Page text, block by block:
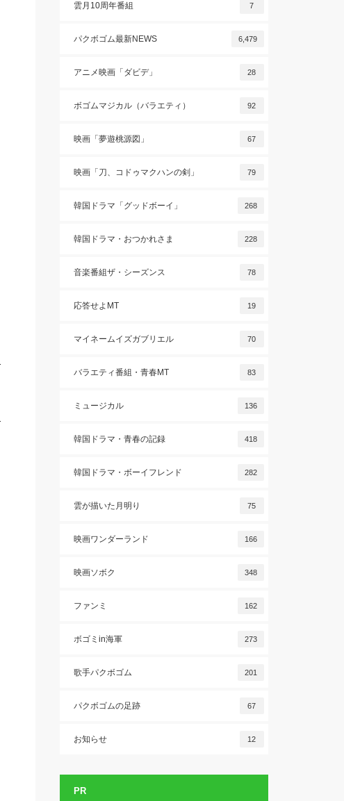
雲月10周年番組 7
パクボゴム最新NEWS 6,479
アニメ映画「ダビデ」 28
ボゴムマジカル（バラエティ） 92
映画「夢遊桃源図」 67
映画「刀、コドゥマクハンの剣」 79
韓国ドラマ「グッドボーイ」 268
韓国ドラマ・おつかれさま 228
音楽番組ザ・シーズンス 78
応答せよMT 19
マイネームイズガブリエル 70
バラエティ番組・青春MT 83
ミュージカル 136
韓国ドラマ・青春の記録 418
韓国ドラマ・ボーイフレンド 282
雲が描いた月明り 75
映画ワンダーランド 166
映画ソボク 348
ファンミ 162
ボゴミin海軍 273
歌手パクボゴム 201
パクボゴムの足跡 67
お知らせ 12
PR